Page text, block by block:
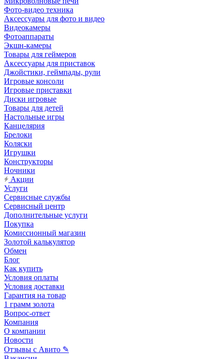
Фото-видео техника
Аксессуары для фото и видео
Видеокамеры
Фотоаппараты
Экшн-камеры
Товары для геймеров
Аксессуары для приставок
Джойстики, геймпады, рули
Игровые консоли
Игровые приставки
Диски игровые
Товары для детей
Настольные игры
Канцелярия
Брелоки
Коляски
Игрушки
Конструкторы
Ночники
Акции
Услуги
Сервисные службы
Сервисный центр
Дополнительные услуги
Покупка
Комиссионный магазин
Золотой калькулятор
Обмен
Блог
Как купить
Условия оплаты
Условия доставки
Гарантия на товар
1 грамм золота
Вопрос-ответ
Компания
О компании
Новости
Отзывы с Авито ✎